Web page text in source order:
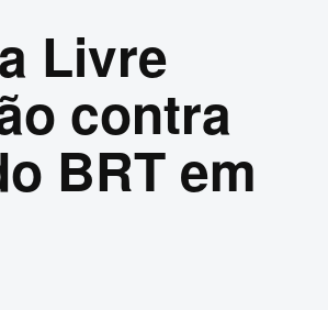
Livre
contra
BRT em